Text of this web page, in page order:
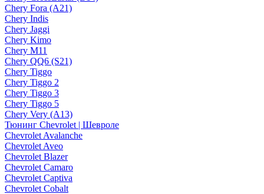
Chery Fora (A21)
Chery Indis
Chery Jaggi
Chery Kimo
Chery M11
Chery QQ6 (S21)
Chery Tiggo
Chery Tiggo 2
Chery Tiggo 3
Chery Tiggo 5
Chery Very (A13)
Тюнинг Chevrolet | Шевроле
Chevrolet Avalanche
Chevrolet Aveo
Chevrolet Blazer
Chevrolet Camaro
Chevrolet Captiva
Chevrolet Cobalt